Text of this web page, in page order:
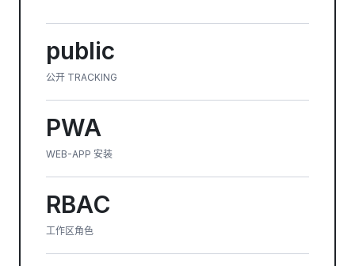
public
公开 TRACKING
PWA
WEB-APP 安装
RBAC
工作区角色